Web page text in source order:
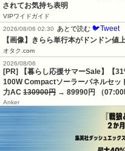
されてお気持ち表明
VIPワイドガイド
2026/08/06 02:30
あとで読む 🐦Tweet
【画像】きらら単行本がドンドン値
オタク.com
2026/08/06
[PR] 【暮らし応援サマーSale】【
100W Compactソーラーパネルセッ
力AC 130900円 → 89990円 （07:00
Anker